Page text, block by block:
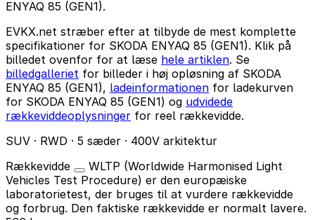
ENYAQ 85 (GEN1).
EVKX.net stræber efter at tilbyde de mest komplette
specifikationer for SKODA ENYAQ 85 (GEN1). Klik på
billedet ovenfor for at læse hele artiklen. Se
billedgalleriet for billeder i høj opløsning af SKODA
ENYAQ 85 (GEN1), ladeinformationen for ladekurven
for SKODA ENYAQ 85 (GEN1) og udvidede
rækkeviddeoplysninger for reel rækkevidde.
SUV · RWD · 5 sæder · 400V arkitektur
Rækkevidde
WLTP (Worldwide Harmonised Light
Vehicles Test Procedure) er den europæiske
laboratorietest, der bruges til at vurdere rækkevidde
og forbrug. Den faktiske rækkevidde er normalt lavere.